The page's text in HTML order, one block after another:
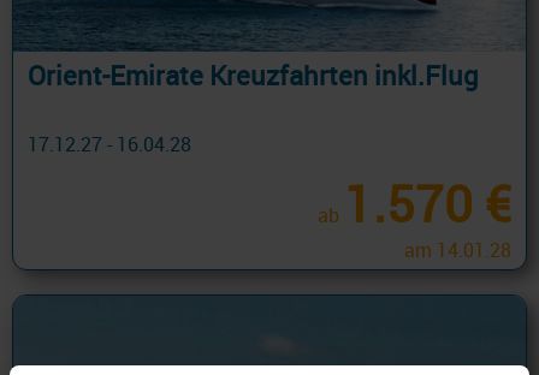
Orient-Emirate Kreuzfahrten inkl.Flug
17.12.27 - 16.04.28
ab 1.570 €
am 14.01.28